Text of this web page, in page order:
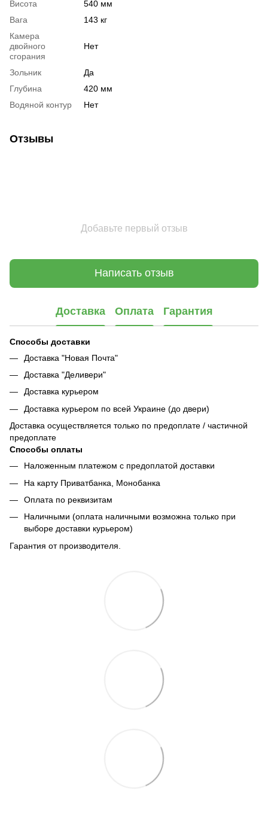
Висота
540 мм
Вага
143 кг
Камера
двойного
сгорания
Нет
Зольник
Да
Глубина
420 мм
Водяной контур
Нет
Отзывы
Добавьте первый отзыв
Написать отзыв
Доставка Оплата Гарантия
Способы доставки
Доставка "Новая Почта"
Доставка "Деливери"
Доставка курьером
Доставка курьером по всей Украине (до двери)
Доставка осуществляется только по предоплате / частичной
предоплате
Способы оплаты
Наложенным платежом с предоплатой доставки
На карту Приватбанка, Монобанка
Оплата по реквизитам
Наличными (оплата наличными возможна только при
выборе доставки курьером)
Гарантия от производителя.